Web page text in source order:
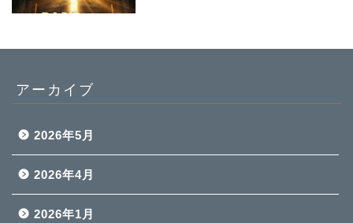
アーカイブ
2026年5月
2026年4月
2026年1月